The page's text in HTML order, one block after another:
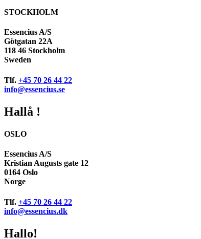
STOCKHOLM
Essencius A/S
Götgatan 22A
118 46 Stockholm
Sweden
Tlf. +45 70 26 44 22
info@essencius.se
Hallå !
OSLO
Essencius A/S
Kristian Augusts gate 12
0164 Oslo
Norge
Tlf. +45 70 26 44 22
info@essencius.dk
Hallo!